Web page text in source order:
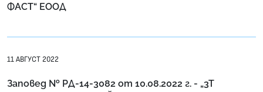
ФАСТ“ ЕООД
11 АВГУСТ 2022
Заповед № РД-14-3082 от 10.08.2022 г. - „3Т